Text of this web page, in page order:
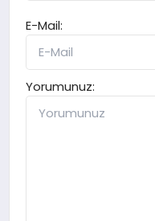
E-Mail:
Yorumunuz: